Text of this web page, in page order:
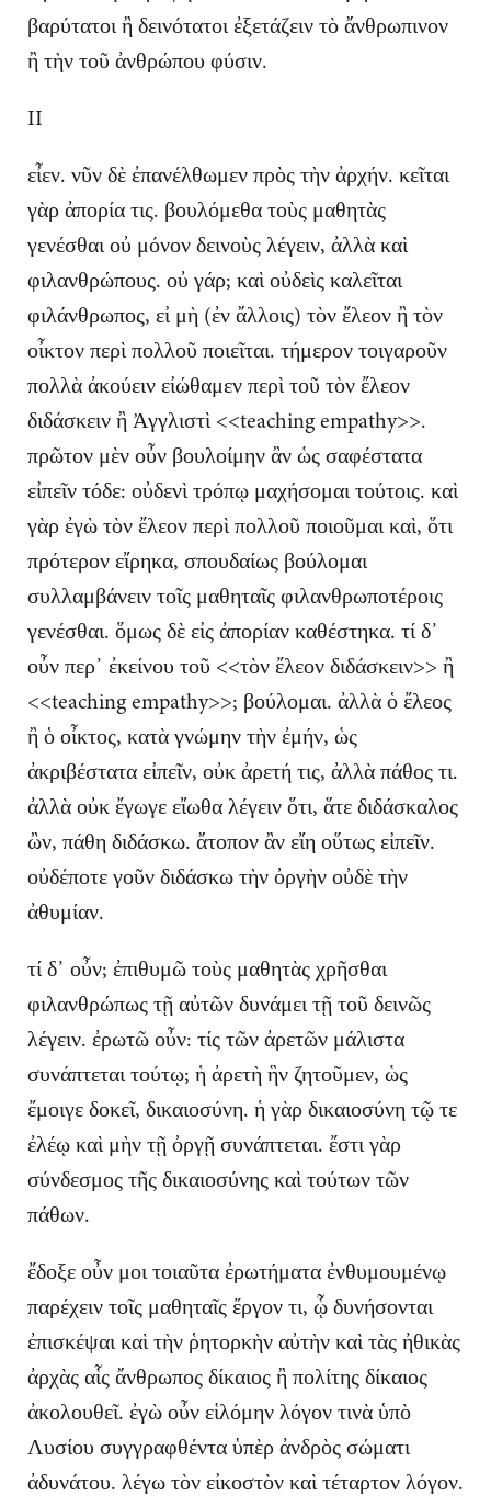
βαρύτατοι ἢ δεινότατοι ἐξετάζειν τὸ ἄνθρωπινον
ἢ τὴν τοῦ ἀνθρώπου φύσιν.
II
εἶεν. νῦν δὲ ἐπανέλθωμεν πρὸς τὴν ἀρχήν. κεῖται
γὰρ ἀπορία τις. βουλόμεθα τοὺς μαθητὰς
γενέσθαι οὐ μόνον δεινοὺς λέγειν, ἀλλὰ καὶ
φιλανθρώπους. οὐ γάρ; καὶ οὐδεὶς καλεῖται
φιλάνθρωπος, εἰ μὴ (ἐν ἄλλοις) τὸν ἔλεον ἢ τὸν
οἶκτον περὶ πολλοῦ ποιεῖται. τήμερον τοιγαροῦν
πολλὰ ἀκούειν εἰώθαμεν περὶ τοῦ τὸν ἔλεον
διδάσκειν ἢ Ἀγγλιστὶ <<teaching empathy>>.
πρῶτον μὲν οὖν βουλοίμην ἂν ὡς σαφέστατα
εἰπεῖν τόδε: οὐδενὶ τρόπῳ μαχήσομαι τούτοις. καὶ
γὰρ ἐγὼ τὸν ἔλεον περὶ πολλοῦ ποιοῦμαι καὶ, ὅτι
πρότερον εἴρηκα, σπουδαίως βούλομαι
συλλαμβάνειν τοῖς μαθηταῖς φιλανθρωποτέροις
γενέσθαι. ὅμως δὲ εἰς ἀπορίαν καθέστηκα. τί δ᾽
οὖν περ᾽ ἐκείνου τοῦ <<τὸν ἔλεον διδάσκειν>> ἢ
<<teaching empathy>>; βούλομαι. ἀλλὰ ὁ ἔλεος
ἢ ὁ οἶκτος, κατὰ γνώμην τὴν ἐμήν, ὡς
ἀκριβέστατα εἰπεῖν, οὐκ ἀρετή τις, ἀλλὰ πάθος τι.
ἀλλὰ οὐκ ἔγωγε εἴωθα λέγειν ὅτι, ἅτε διδάσκαλος
ὢν, πάθη διδάσκω. ἄτοπον ἂν εἴη οὕτως εἰπεῖν.
οὐδέποτε γοῦν διδάσκω τὴν ὀργὴν οὐδὲ τὴν
ἀθυμίαν.
τί δ᾽ οὖν; ἐπιθυμῶ τοὺς μαθητὰς χρῆσθαι
φιλανθρώπως τῇ αὐτῶν δυνάμει τῇ τοῦ δεινῶς
λέγειν. ἐρωτῶ οὖν: τίς τῶν ἀρετῶν μάλιστα
συνάπτεται τούτῳ; ἡ ἀρετὴ ἣν ζητοῦμεν, ὡς
ἔμοιγε δοκεῖ, δικαιοσύνη. ἡ γὰρ δικαιοσύνη τῷ τε
ἐλέῳ καὶ μὴν τῇ ὀργῇ συνάπτεται. ἔστι γὰρ
σύνδεσμος τῆς δικαιοσύνης καὶ τούτων τῶν
πάθων.
ἔδοξε οὖν μοι τοιαῦτα ἐρωτήματα ἐνθυμουμένῳ
παρέχειν τοῖς μαθηταῖς ἔργον τι, ᾧ δυνήσονται
ἐπισκέψαι καὶ τὴν ῥητορκὴν αὐτὴν καὶ τὰς ἠθικὰς
ἀρχὰς αἷς ἄνθρωπος δίκαιος ἢ πολίτης δίκαιος
ἀκολουθεῖ. ἐγὼ οὖν εἱλόμην λόγον τινὰ ὑπὸ
Λυσίου συγγραφθέντα ὑπὲρ ἀνδρὸς σώματι
ἀδυνάτου. λέγω τὸν εἰκοστὸν καὶ τέταρτον λόγον.